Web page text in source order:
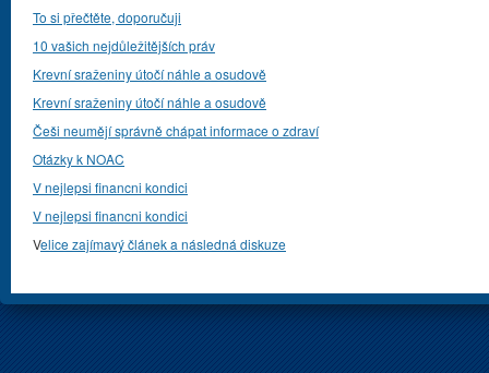
To si přečtěte, doporučuji
10 vašich nejdůležitějších práv
Krevní sraženiny útočí náhle a osudově
Krevní sraženiny útočí náhle a osudově
Češi neumějí správně chápat informace o zdraví
Otázky k NOAC
V nejlepsi financni kondici
V nejlepsi financni kondici
Velice zajímavý článek a následná diskuze